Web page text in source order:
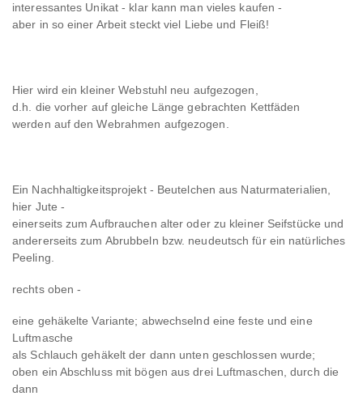
interessantes Unikat - klar kann man vieles kaufen -
aber in so einer Arbeit steckt viel Liebe und Fleiß!
Hier wird ein kleiner Webstuhl neu aufgezogen,
d.h. die vorher auf gleiche Länge gebrachten Kettfäden
werden auf den Webrahmen aufgezogen.
Ein Nachhaltigkeitsprojekt - Beutelchen aus Naturmaterialien,
hier Jute -
einerseits zum Aufbrauchen alter oder zu kleiner Seifstücke und
andererseits zum Abrubbeln bzw. neudeutsch für ein natürliches
Peeling.
rechts oben -
eine gehäkelte Variante; abwechselnd eine feste und eine
Luftmasche
als Schlauch gehäkelt der dann unten geschlossen wurde;
oben ein Abschluss mit bögen aus drei Luftmaschen, durch die
dann